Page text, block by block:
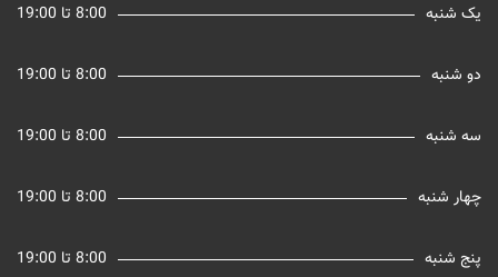
یک شنبه 8:00 تا 19:00
دو شنبه 8:00 تا 19:00
سه شنبه 8:00 تا 19:00
چهار شنبه 8:00 تا 19:00
پنج شنبه 8:00 تا 19:00